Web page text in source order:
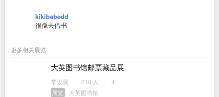
kikibabedd
很像去借书
更多相关展览
大英图书馆邮票藏品展
常设展 218 人
4
展览
大英图书馆